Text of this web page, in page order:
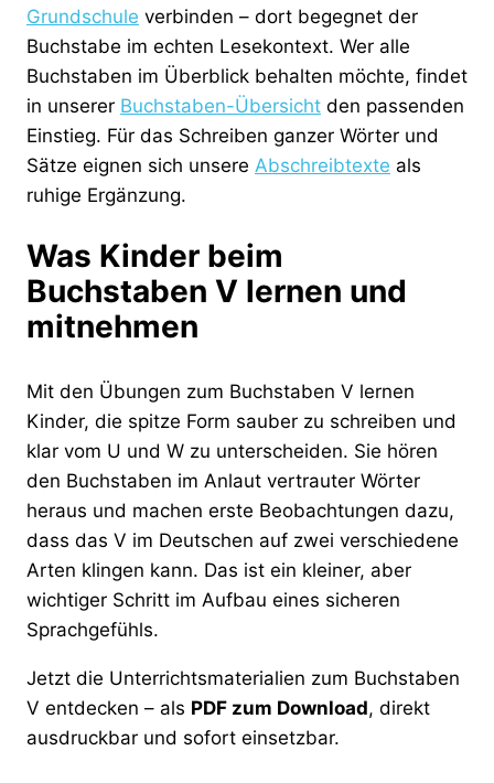
Grundschule verbinden – dort begegnet der
Buchstabe im echten Lesekontext. Wer alle
Buchstaben im Überblick behalten möchte, findet
in unserer Buchstaben-Übersicht den passenden
Einstieg. Für das Schreiben ganzer Wörter und
Sätze eignen sich unsere Abschreibtexte als
ruhige Ergänzung.
Was Kinder beim
Buchstaben V lernen und
mitnehmen
Mit den Übungen zum Buchstaben V lernen
Kinder, die spitze Form sauber zu schreiben und
klar vom U und W zu unterscheiden. Sie hören
den Buchstaben im Anlaut vertrauter Wörter
heraus und machen erste Beobachtungen dazu,
dass das V im Deutschen auf zwei verschiedene
Arten klingen kann. Das ist ein kleiner, aber
wichtiger Schritt im Aufbau eines sicheren
Sprachgefühls.
Jetzt die Unterrichtsmaterialien zum Buchstaben
V entdecken – als PDF zum Download, direkt
ausdruckbar und sofort einsetzbar.